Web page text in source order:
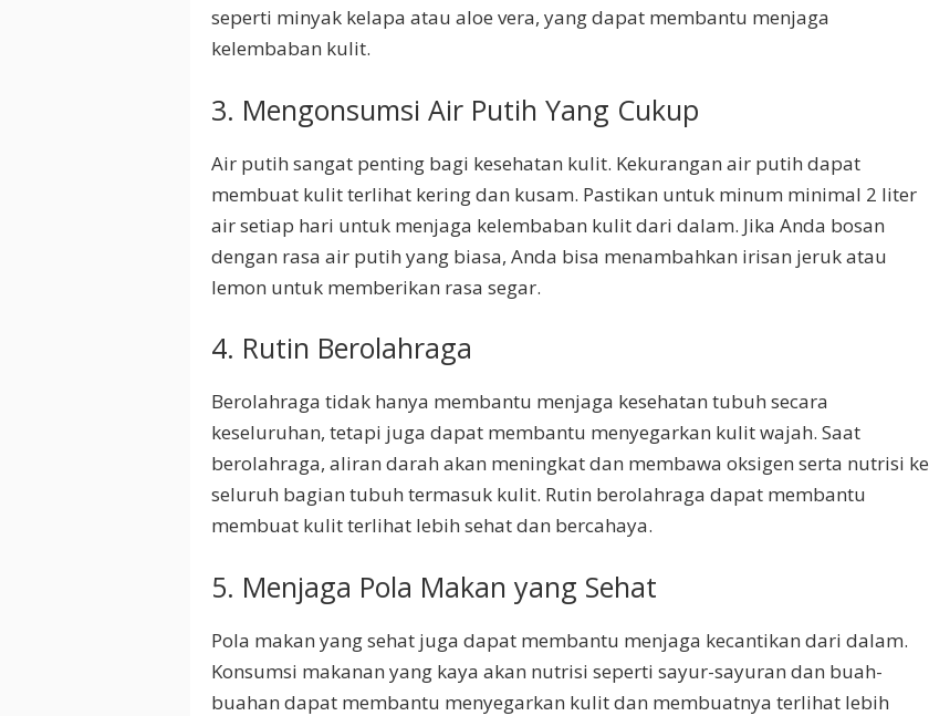
seperti minyak kelapa atau aloe vera, yang dapat membantu menjaga
kelembaban kulit.
3. Mengonsumsi Air Putih Yang Cukup
Air putih sangat penting bagi kesehatan kulit. Kekurangan air putih dapat
membuat kulit terlihat kering dan kusam. Pastikan untuk minum minimal 2 liter
air setiap hari untuk menjaga kelembaban kulit dari dalam. Jika Anda bosan
dengan rasa air putih yang biasa, Anda bisa menambahkan irisan jeruk atau
lemon untuk memberikan rasa segar.
4. Rutin Berolahraga
Berolahraga tidak hanya membantu menjaga kesehatan tubuh secara
keseluruhan, tetapi juga dapat membantu menyegarkan kulit wajah. Saat
berolahraga, aliran darah akan meningkat dan membawa oksigen serta nutrisi ke
seluruh bagian tubuh termasuk kulit. Rutin berolahraga dapat membantu
membuat kulit terlihat lebih sehat dan bercahaya.
5. Menjaga Pola Makan yang Sehat
Pola makan yang sehat juga dapat membantu menjaga kecantikan dari dalam.
Konsumsi makanan yang kaya akan nutrisi seperti sayur-sayuran dan buah-
buahan dapat membantu menyegarkan kulit dan membuatnya terlihat lebih